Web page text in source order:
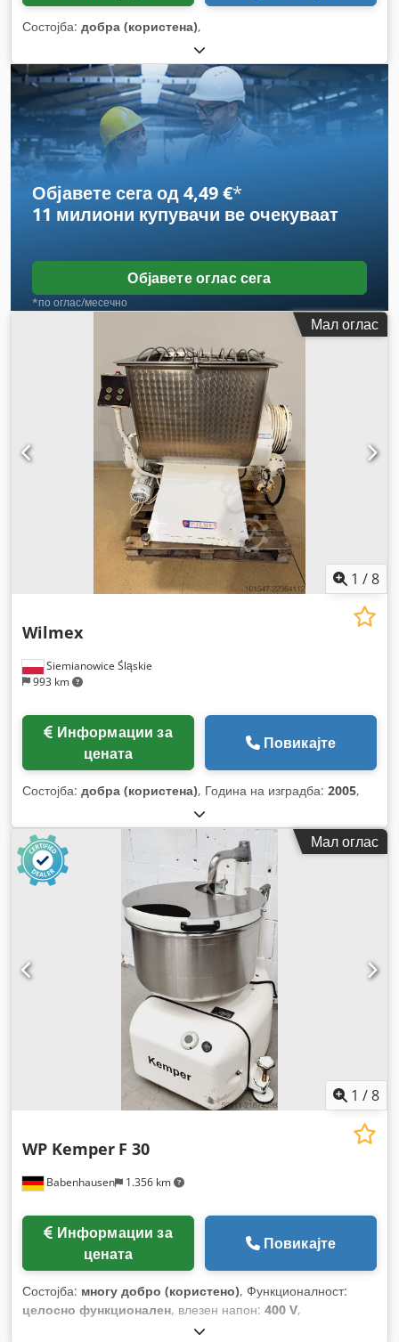
Состојба: добра (користена),
Објавете сега од 4,49 €*
11 милиони купувачи ве очекуваат
Објавете оглас сега
*по оглас/месечно
Мал оглас
1 /8
Siemianowice Śląskie
993 km
Wilmex
цената
Повикајте
Состојба: добра (користена), Година на изградба: 2005,
Мал оглас
1 /8
Babenhausen 1.356 km
WP Kemper F 30
цената
Повикајте
Состојба: многу добро (користено), Функционалност:
целосно функционален, влезен напон: 400 V,
09/2027